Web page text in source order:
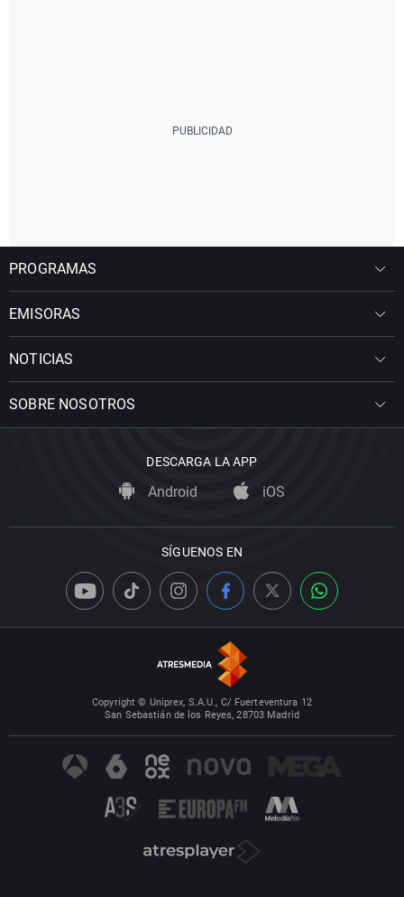
PROGRAMAS
EMISORAS
NOTICIAS
SOBRE NOSOTROS
DESCARGA LA APP
Android iOS
SÍGUENOS EN
Copyright © Uniprex, S.A.U., C/ Fuerteventura 12
San Sebastián de los Reyes, 28703 Madrid